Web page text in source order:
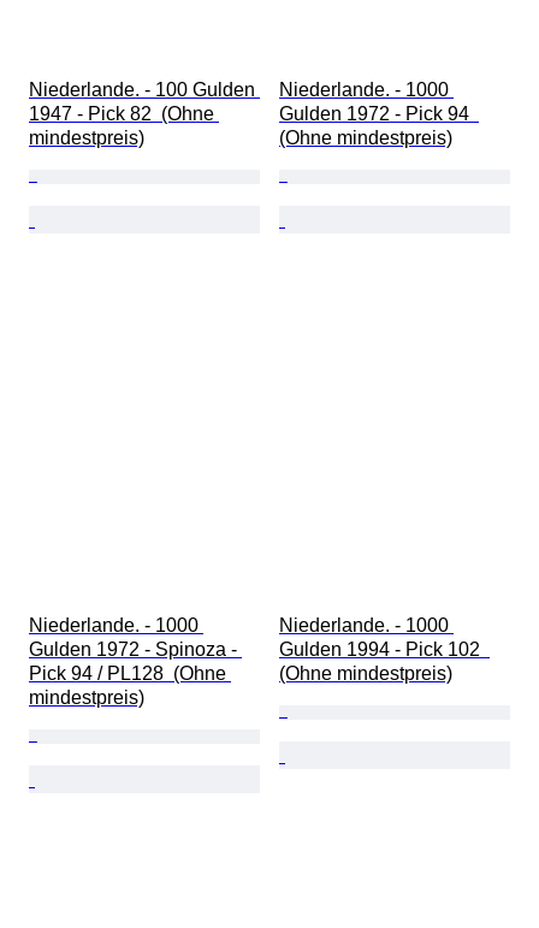
Niederlande. - 100 Gulden
1947 - Pick 82  (Ohne
mindestpreis)
Niederlande. - 1000
Gulden 1972 - Pick 94
(Ohne mindestpreis)
Niederlande. - 1000
Gulden 1972 - Spinoza -
Pick 94 / PL128  (Ohne
mindestpreis)
Niederlande. - 1000
Gulden 1994 - Pick 102
(Ohne mindestpreis)